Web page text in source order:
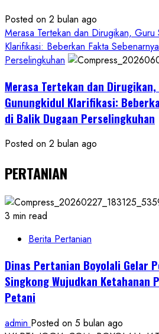
Posted on 2 bulan ago
Merasa Tertekan dan Dirugikan,
Klarifikasi: Beberkan Fakta
Perselingkuhan
Merasa Tertekan dan Dirugikan,
Gunungkidul Klarifikasi:
di Balik Dugaan Perselingkuhan
Posted on 2 bulan ago
PERTANIAN
3 min read
Berita Pertanian
Dinas Pertanian Boyolali Gelar
Singkong Wujudkan Ketahanan
Petani
admin Posted on 5 bulan ago